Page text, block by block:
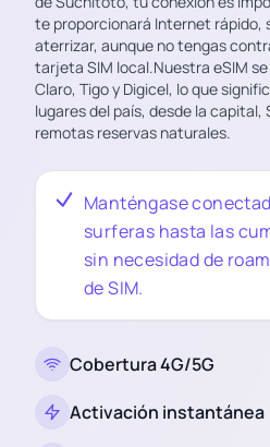
te proporcionará Internet rápido,
aterrizar, aunque no tengas
tarjeta SIM local.Nuestra eSIM
Claro, Tigo y Digicel, lo que
lugares del país, desde la capital,
remotas reservas naturales.
Manténgase
surferas hasta las
sin necesidad de
de SIM.
Cobertura 4G/5G
Activación instantánea